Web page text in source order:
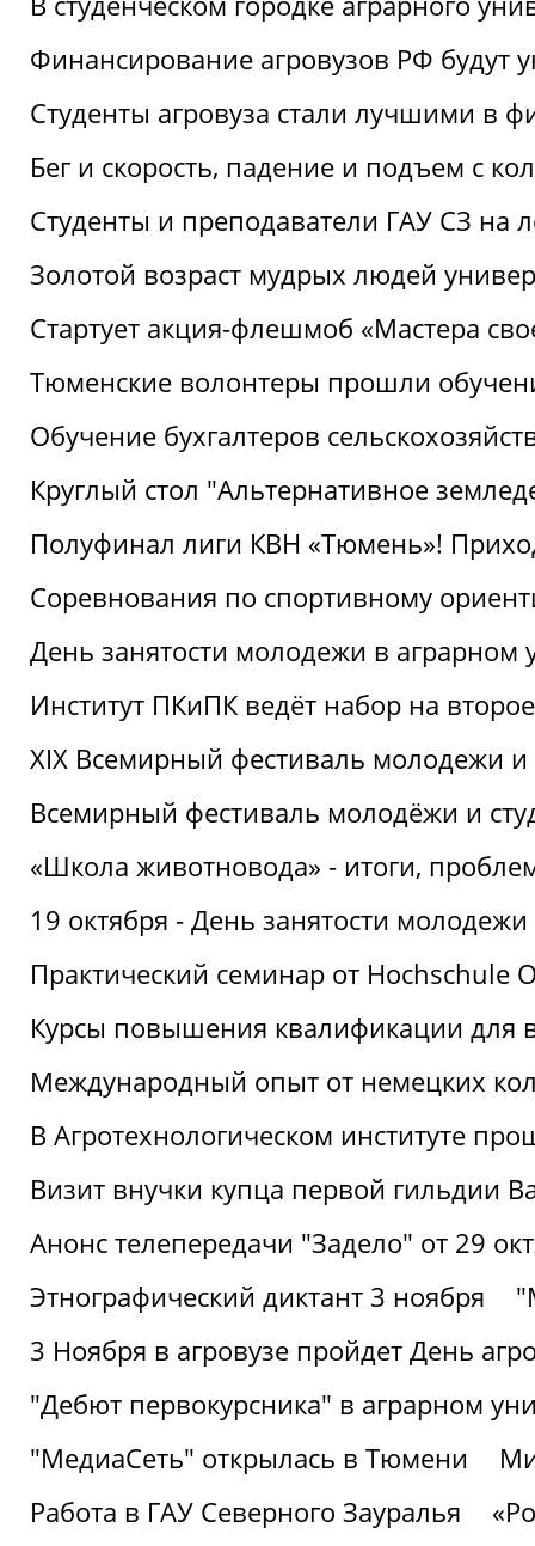
Финансирование агровузов РФ будут
Студенты агровуза стали лучшими в
Бег и скорость, падение и подъем с
Студенты и преподаватели ГАУ СЗ
Золотой возраст мудрых людей
Стартует акция-флешмоб «Мастера
Тюменские волонтеры прошли
Обучение бухгалтеров
Круглый стол "Альтернативное
Полуфинал лиги КВН «Тюмень»!
Соревнования по спортивному
День занятости молодежи в аграрном
Институт ПКиПК ведёт набор на
XIX Всемирный фестиваль молодежи
Всемирный фестиваль молодёжи и
«Школа животновода» - итоги,
19 октября - День занятости молодежи
Практический семинар от Hochschule
Курсы повышения квалификации для
Международный опыт от немецких
В Агротехнологическом институте
Визит внучки купца первой гильдии
Анонс телепередачи "Задело" от 29
Этнографический диктант 3 ноября
3 Ноября в агровузе пройдет День
"Дебют первокурсника" в аграрном
"МедиаСеть" открылась в Тюмени
Работа в ГАУ Северного Зауралья